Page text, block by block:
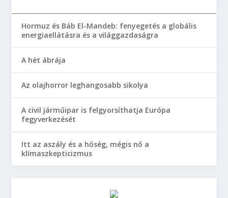
Hormuz és Báb El-Mandeb: fenyegetés a globális
energiaellátásra és a világgazdaságra
A hét ábrája
Az olajhorror leghangosabb sikolya
A civil járműipar is felgyorsíthatja Európa
fegyverkezését
Itt az aszály és a hőség, mégis nő a
klímaszkepticizmus